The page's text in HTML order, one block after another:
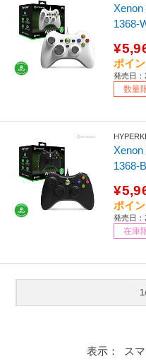
1368-
ポイ
発売日
数量
1368-
ポイ
発売日
在庫
表示： スマ